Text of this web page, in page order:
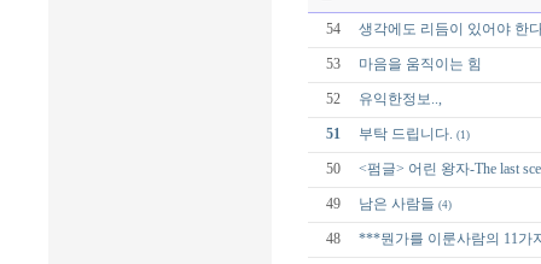
54 생각에도 리듬이 있어야 한
53 마음을 움직이는 힘
52 유익한정보..,
51 부탁 드립니다. (1)
50 <펌글> 어린 왕자-The last
49 남은 사람들 (4)
48 ***뭔가를 이룬사람의 11가